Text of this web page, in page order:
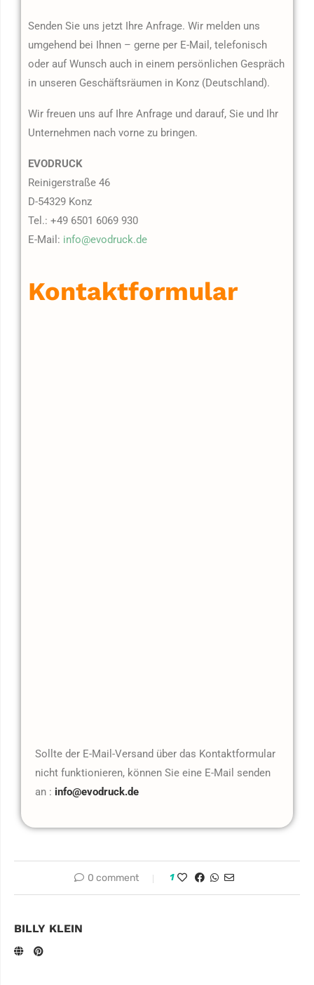
Senden Sie uns jetzt Ihre Anfrage. Wir melden uns
umgehend bei Ihnen – gerne per E-Mail, telefonisch
oder auf Wunsch auch in einem persönlichen Gespräch
in unseren Geschäftsräumen in Konz (Deutschland).
Wir freuen uns auf Ihre Anfrage und darauf, Sie und Ihr
Unternehmen nach vorne zu bringen.
EVODRUCK
Reinigerstraße 46
D-54329 Konz
Tel.: +49 6501 6069 930
E-Mail: info@evodruck.de
Kontaktformular
Sollte der E-Mail-Versand über das Kontaktformular
nicht funktionieren, können Sie eine E-Mail senden
an : info@evodruck.de
0 comment 1
BILLY KLEIN